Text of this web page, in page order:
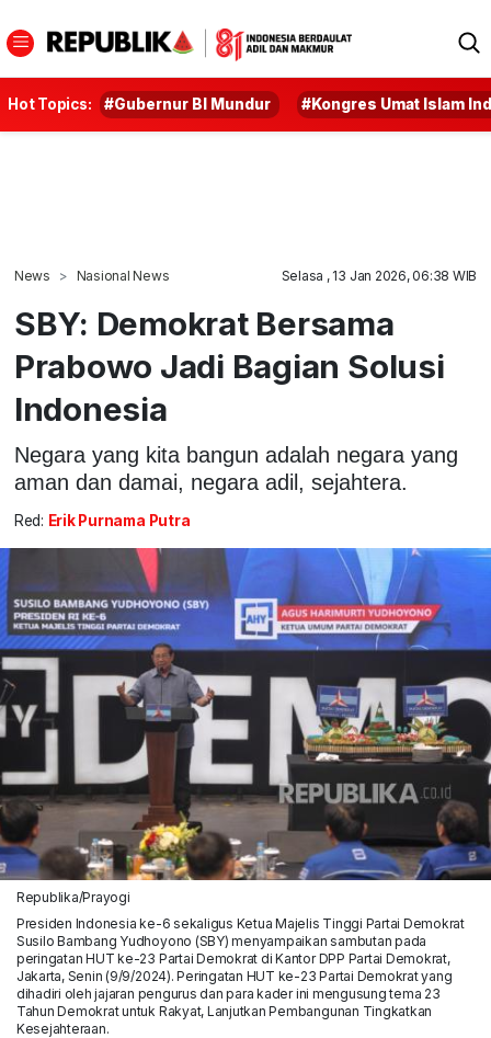
Hot Topics: #Gubernur BI Mundur #Kongres Umat Islam
News Nasional News Selasa , 13 Jan 2026, 06:38 WIB
SBY: Demokrat Bersama
Prabowo Jadi Bagian Solusi
Indonesia
Negara yang kita bangun adalah negara yang
aman dan damai, negara adil, sejahtera.
Red: Erik Purnama Putra
Republika/Prayogi
Presiden Indonesia ke-6 sekaligus Ketua Majelis Tinggi Partai Demokrat
Susilo Bambang Yudhoyono (SBY) menyampaikan sambutan pada
peringatan HUT ke-23 Partai Demokrat di Kantor DPP Partai Demokrat,
Jakarta, Senin (9/9/2024). Peringatan HUT ke-23 Partai Demokrat yang
dihadiri oleh jajaran pengurus dan para kader ini mengusung tema 23
Tahun Demokrat untuk Rakyat, Lanjutkan Pembangunan Tingkatkan
Kesejahteraan.